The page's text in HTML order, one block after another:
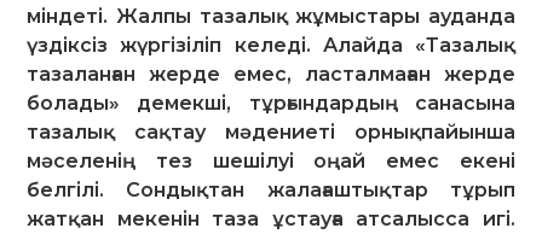
міндеті. Жалпы тазалық жұмыстары ауданда
үздіксіз жүргізіліп келеді. Алайда «Тазалық
тазаланған жерде емес, ласталмаған жерде
болады» демекші, тұрғындардың санасына
тазалық сақтау мәдениеті орнықпайынша
мәселенің тез шешілуі оңай емес екені
белгілі. Сондықтан жалағаштықтар тұрып
жатқан мекенін таза ұстауға атсалысса игі.